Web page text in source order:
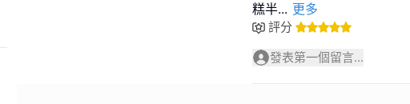
糕半... 更多
評分
發表第一個留言...